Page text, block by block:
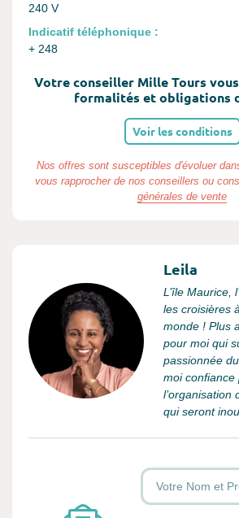
240 V
Indicatif téléphonique :
+ 248
Votre conseiller Mille Tours
formalités et obligations
Voir les conditions
Nos offres sont susceptibles d'évoluer
vous rapprocher de nos conseillers ou
générales de vente
Leila
L’île Maurice,
les croisières
monde ! Plus
pour moi qui
passionnée
moi confiance
l’organisation
qui seront
Votre Nom et